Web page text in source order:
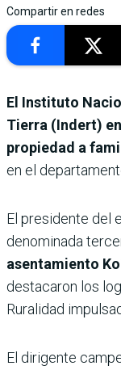
Compartir en redes
El Instituto
Tierra (Indert)
propiedad a
en el
El presidente del
denominada
asentamiento
destacaron los
Ruralidad
El dirigente